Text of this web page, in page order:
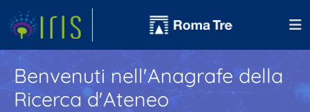
Benvenuti nell'Anagrafe della
Ricerca d'Ateneo